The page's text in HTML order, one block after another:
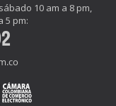
10 am a 8 pm,
5 pm: